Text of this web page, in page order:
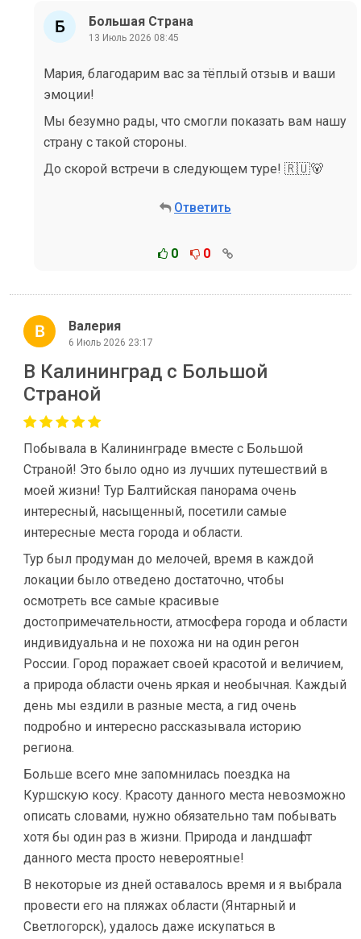
Большая Страна
13 Июль 2026 08:45
Мария, благодарим вас за тёплый отзыв и ваши
эмоции!
Мы безумно рады, что смогли показать вам нашу
страну с такой стороны.
До скорой встречи в следующем туре! 🇷🇺🐻
Ответить
0 0
Валерия
6 Июль 2026 23:17
В Калининград с Большой
Страной
Побывала в Калининграде вместе с Большой
Страной! Это было одно из лучших путешествий в
моей жизни! Тур Балтийская панорама очень
интересный, насыщенный, посетили самые
интересные места города и области.
Тур был продуман до мелочей, время в каждой
локации было отведено достаточно, чтобы
осмотреть все самые красивые
достопримечательности, атмосфера города и области
индивидуальна и не похожа ни на один регон
России. Город поражает своей красотой и величием,
а природа области очень яркая и необычная. Каждый
день мы ездили в разные места, а гид очень
подробно и интересно рассказывала историю
региона.
Больше всего мне запомнилась поездка на
Куршскую косу. Красоту данного места невозможно
описать словами, нужно обязательно там побывать
хотя бы один раз в жизни. Природа и ландшафт
данного места просто невероятные!
В некоторые из дней оставалось время и я выбрала
провести его на пляжах области (Янтарный и
Светлогорск), удалось даже искупаться в